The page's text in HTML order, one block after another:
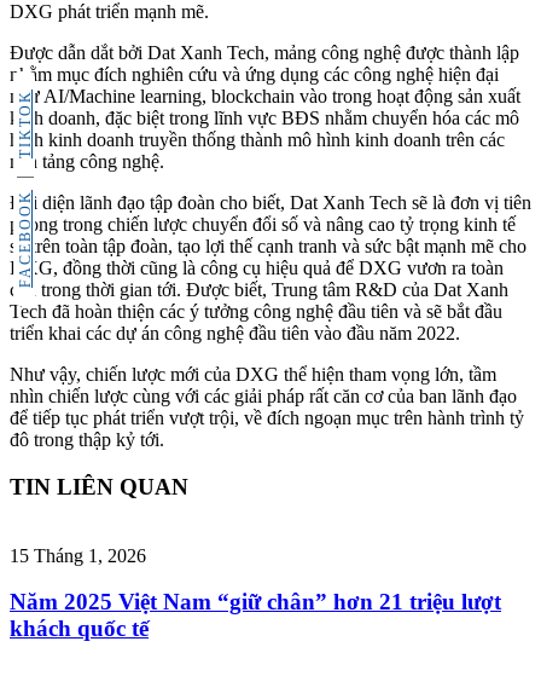
FACEBOOK
TIKTOK
DXG phát triển mạnh mẽ.
Được dẫn dắt bởi Dat Xanh Tech, mảng công nghệ được thành lập
nhằm mục đích nghiên cứu và ứng dụng các công nghệ hiện đại
như AI/Machine learning, blockchain vào trong hoạt động sản xuất
kinh doanh, đặc biệt trong lĩnh vực BĐS nhằm chuyển hóa các mô
hình kinh doanh truyền thống thành mô hình kinh doanh trên các
nền tảng công nghệ.
Đại diện lãnh đạo tập đoàn cho biết, Dat Xanh Tech sẽ là đơn vị tiên
phong trong chiến lược chuyển đổi số và nâng cao tỷ trọng kinh tế
số trên toàn tập đoàn, tạo lợi thế cạnh tranh và sức bật mạnh mẽ cho
DXG, đồng thời cũng là công cụ hiệu quả để DXG vươn ra toàn
cầu trong thời gian tới. Được biết, Trung tâm R&D của Dat Xanh
Tech đã hoàn thiện các ý tưởng công nghệ đầu tiên và sẽ bắt đầu
triển khai các dự án công nghệ đầu tiên vào đầu năm 2022.
Như vậy, chiến lược mới của DXG thể hiện tham vọng lớn, tầm
nhìn chiến lược cùng với các giải pháp rất căn cơ của ban lãnh đạo
để tiếp tục phát triển vượt trội, về đích ngoạn mục trên hành trình tỷ
đô trong thập kỷ tới.
TIN LIÊN QUAN
15 Tháng 1, 2026
Năm 2025 Việt Nam “giữ chân” hơn 21 triệu lượt
khách quốc tế